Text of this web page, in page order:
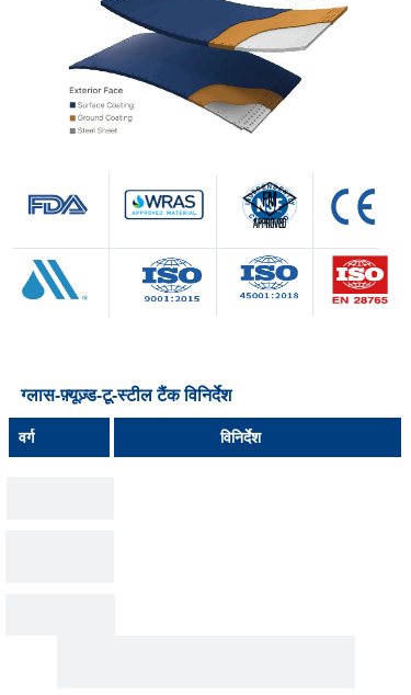
ग्लास-फ़्यूज़्ड-टू-स्टील टैंक विनिर्देश
वर्ग विनिर्देश